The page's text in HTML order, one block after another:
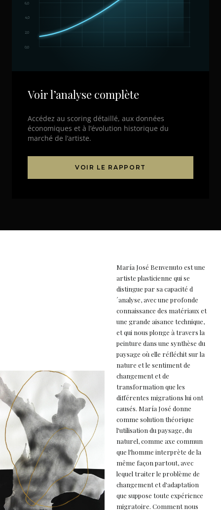
0,0
2,0
4,0
6,0
Voir l’analyse complète
Accédez au scoring détaillé, aux données
économiques et à l’évolution historique du
marché de l’artiste.
VOIR LE RAPPORT
María José Benvenuto est une
artiste plasticienne qui se
distingue par sa capacité d
´analyse, avec une profonde
connaissance des matériaux et
une grande aisance technique,
et qui nous plonge à travers la
peinture dans une synthèse du
paysage où elle réfléchit sur la
nature et le sentiment de
changement et de
transformation que les
différentes migrations lui ont
causés. María José donne
comme solution théorique
l'utilisation du paysage, du
naturel, comme axe commun
que l'homme interprète de la
même façon partout, avec
lequel traiter le problème de
changement et d'adaptation
que suppose toute expérience
migratoire. Comment nous